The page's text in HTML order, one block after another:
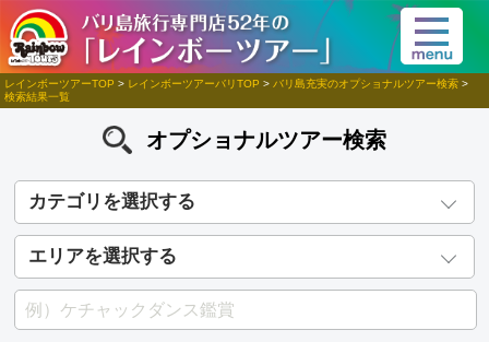
レインボーツアーTOP > レインボーツアーバリTOP > バリ島充実のオプショナルツアー検索 >
検索結果一覧
オプショナルツアー検索
カテゴリを選択する
エリアを選択する